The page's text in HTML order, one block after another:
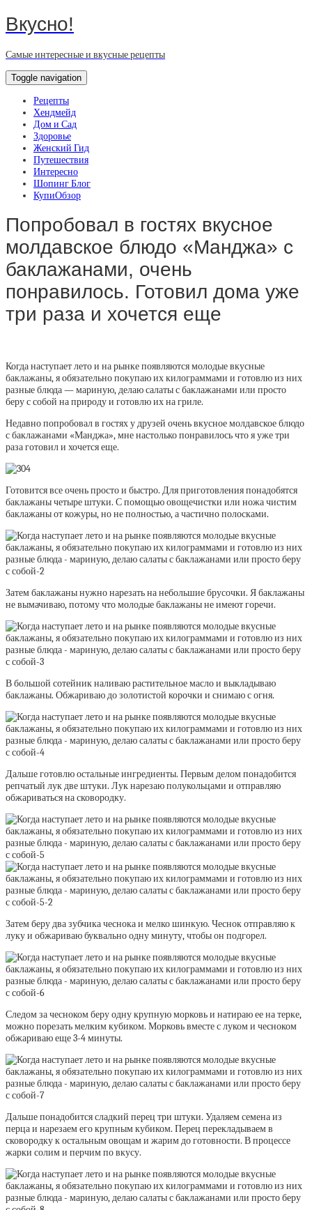
Вкусно!
Самые интересные и вкусные рецепты
Toggle navigation
Рецепты
Хендмейд
Дом и Сад
Здоровье
Женский Гид
Путешествия
Интересно
Шопинг Блог
КупиОбзор
Попробовал в гостях вкусное
молдавское блюдо «Манджа» с
баклажанами, очень
понравилось. Готовил дома уже
три раза и хочется еще
Когда наступает лето и на рынке появляются молодые вкусные
баклажаны, я обязательно покупаю их килограммами и готовлю из них
разные блюда — мариную, делаю салаты с баклажанами или просто
беру с собой на природу и готовлю их на гриле.
Недавно попробовал в гостях у друзей очень вкусное молдавское блюдо
с баклажанами «Манджа», мне настолько понравилось что я уже три
раза готовил и хочется еще.
Готовится все очень просто и быстро. Для приготовления понадобятся
баклажаны четыре штуки. С помощью овощечистки или ножа чистим
баклажаны от кожуры, но не полностью, а частично полосками.
Затем баклажаны нужно нарезать на небольшие брусочки. Я баклажаны
не вымачиваю, потому что молодые баклажаны не имеют горечи.
В большой сотейник наливаю растительное масло и выкладываю
баклажаны. Обжариваю до золотистой корочки и снимаю с огня.
Дальше готовлю остальные ингредиенты. Первым делом понадобится
репчатый лук две штуки. Лук нарезаю полукольцами и отправляю
обжариваться на сковородку.
Затем беру два зубчика чеснока и мелко шинкую. Чеснок отправляю к
луку и обжариваю буквально одну минуту, чтобы он подгорел.
Следом за чесноком беру одну крупную морковь и натираю ее на терке,
можно порезать мелким кубиком. Морковь вместе с луком и чесноком
обжариваю еще 3-4 минуты.
Дальше понадобится сладкий перец три штуки. Удаляем семена из
перца и нарезаем его крупным кубиком. Перец перекладываем в
сковородку к остальным овощам и жарим до готовности. В процессе
жарки солим и перчим по вкусу.